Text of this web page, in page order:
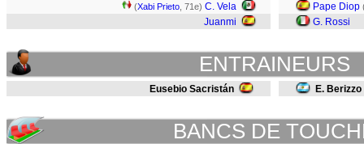
(Xabi Prieto , 71e) C. Vela
Juanmi
Pape Diop
G. Rossi
ENTRAINEURS
Eusebio Sacristán E. Berizzo
BANCS DE